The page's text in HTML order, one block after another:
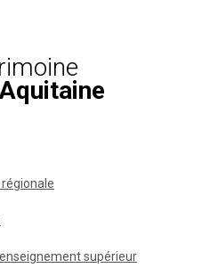
régionale
supérieur